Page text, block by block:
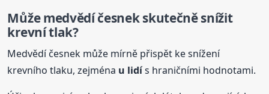
Může medvědí česnek skutečně snížit
krevní tlak?
Medvědí česnek může mírně přispět ke snížení
krevního tlaku, zejména u lidís hraničními hodnotami.